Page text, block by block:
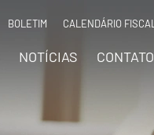
BOLETIM CALENDÁRIO FISCAL
NOTÍCIAS CONTATO